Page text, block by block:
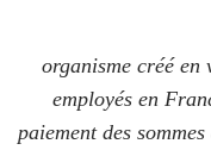
organisme créé en
employés en
paiement des